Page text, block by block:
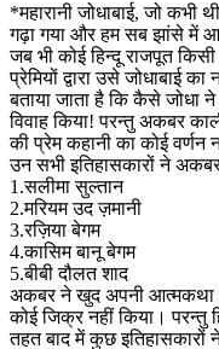
*महारानी जोधाबाई, जो कभी
गढ़ा गया और हम सब झांसे में
जब भी कोई हिन्दू राजपूत
प्रेमियों द्वारा उसे जोधाबाई
बताया जाता है कि कैसे जोधा
विवाह किया! परन्तु अकबर
की प्रेम कहानी का कोई वर्णन
उन सभी इतिहासकारों ने
1.सलीमा सुल्तान
2.मरियम उद ज़मानी
3.रज़िया बेगम
4.कासिम बानू बेगम
5.बीबी दौलत शाद
अकबर ने खुद अपनी आत्मकथा
कोई जिक्र नहीं किया। परन्तु
तहत बाद में कुछ